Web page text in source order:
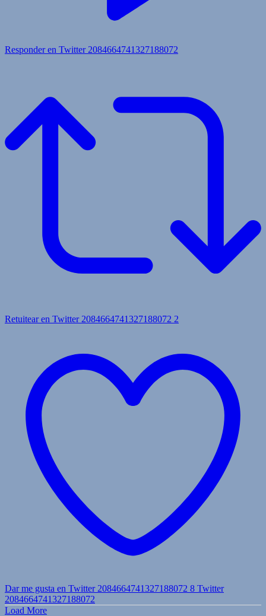
Responder en Twitter 2084664741327188072
Retuitear en Twitter 2084664741327188072 2
Dar me gusta en Twitter 2084664741327188072 8 Twitter
2084664741327188072
Load More